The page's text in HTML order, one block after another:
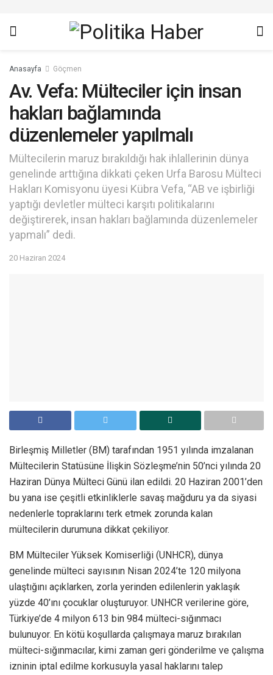
Anasayfa Göçmen
Av. Vefa: Mülteciler için insan
hakları bağlamında
düzenlemeler yapılmalı
Mültecilerin maruz bırakıldığı hak ihlallerinin dünya
genelinde arttığına dikkati çeken Urfa Barosu Mülteci
Hakları Komisyonu üyesi Kübra Vefa, “AB ve işbirliği
yaptığı devletler mülteci karşıtı politikalarını
değiştirerek, insan hakları bağlamında düzenlemeler
yapmalı” dedi.
20 Haziran 2024
Birleşmiş Milletler (BM) tarafından 1951 yılında imzalanan
Mültecilerin Statüsüne İlişkin Sözleşme’nin 50’nci yılında 20
Haziran Dünya Mülteci Günü ilan edildi. 20 Haziran 2001’den
bu yana ise çeşitli etkinliklerle savaş mağduru ya da siyasi
nedenlerle topraklarını terk etmek zorunda kalan
mültecilerin durumuna dikkat çekiliyor.
BM Mülteciler Yüksek Komiserliği (UNHCR), dünya
genelinde mülteci sayısının Nisan 2024’te 120 milyona
ulaştığını açıklarken, zorla yerinden edilenlerin yaklaşık
yüzde 40’ını çocuklar oluşturuyor. UNHCR verilerine göre,
Türkiye’de 4 milyon 613 bin 984 mülteci-sığınmacı
bulunuyor. En kötü koşullarda çalışmaya maruz bırakılan
mülteci-sığınmacılar, kimi zaman geri gönderilme ve çalışma
izninin iptal edilme korkusuyla yasal haklarını talep